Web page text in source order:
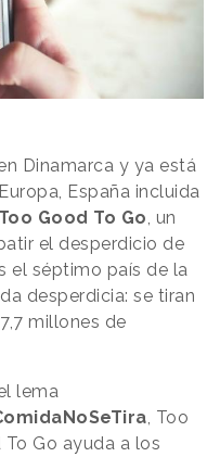
Dinamarca y ya está
España incluida
Too Good To Go, un
el desperdicio de
el séptimo país ​de la
desperdicia: se tiran
millones de
lema
, Too
To Go ayuda a los